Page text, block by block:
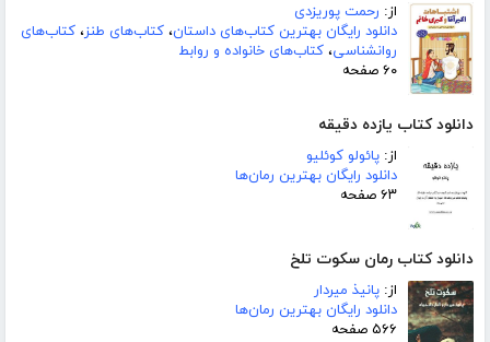
از: رحمت پوریزدی
دانلود رایگان بهترین کتاب‌های داستان، کتاب‌های طنز، کتاب‌های
روانشناسی، کتاب‌های خانواده و روابط
۶۰ صفحه
دانلود کتاب یازده دقیقه
از: پائولو کوئلیو
دانلود رایگان بهترین رمان‌ها
۶۳ صفحه
دانلود کتاب رمان سکوت تلخ
از: پانیذ میردار
دانلود رایگان بهترین رمان‌ها
۵۶۶ صفحه